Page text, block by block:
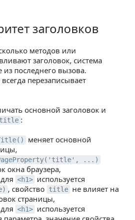
заголовков
методов или
заголовок, система
из последнего вызова.
перезаписывает
основной заголовок и
title :
меняет основной
...)
окна браузера,
<h1> используется
, свойство title не влияет на
страницы,
<h1> используется